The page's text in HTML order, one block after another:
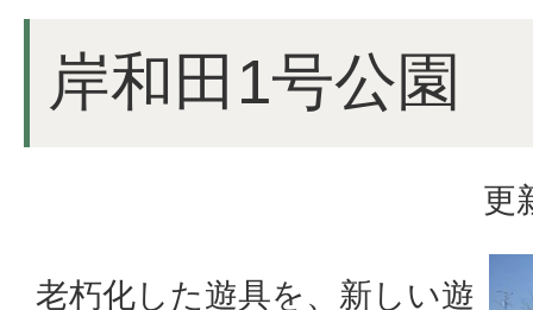
岸和田1号公園
更
老朽化した遊具を、新しい遊